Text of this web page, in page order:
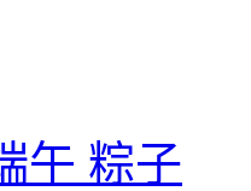
午 粽子